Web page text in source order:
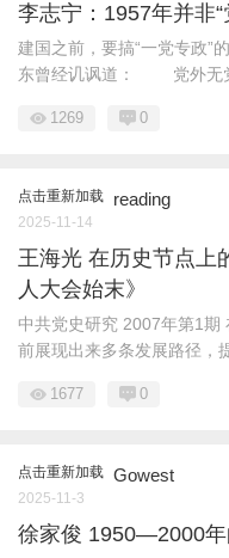
李志宁：1957年并非“
建国之前，要搞“一党专政”
东曾经讥讽道： 党外无
1269 0
点击重新加载 reading
2025-11-14
王海光 在历史节点上
人大会始末》
中共党史研究 2007年第1期
前展现出来多条发展路径，
1677 0
点击重新加载 Gowest
2025-11-3
徐家俊 1950—2000